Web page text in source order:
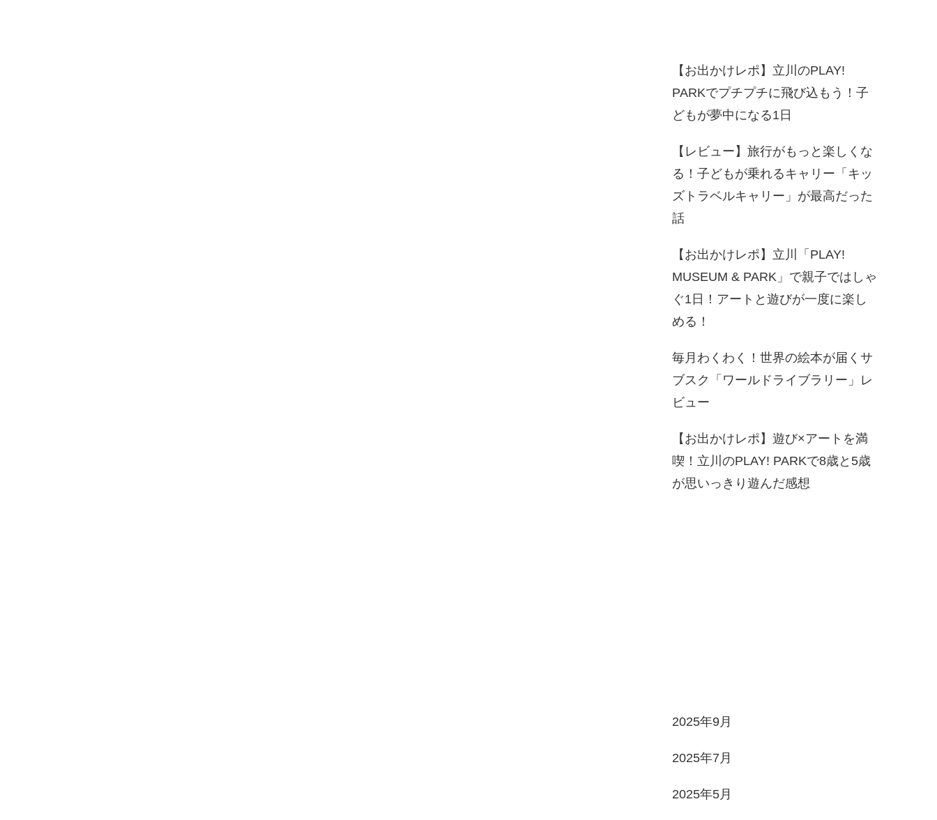
【お出かけレポ】立川のPLAY!
PARKでプチプチに飛び込もう！子
どもが夢中になる1日
【レビュー】旅行がもっと楽しくな
る！子どもが乗れるキャリー「キッ
ズトラベルキャリー」が最高だった
話
【お出かけレポ】立川「PLAY!
MUSEUM & PARK」で親子ではしゃ
ぐ1日！アートと遊びが一度に楽し
める！
毎月わくわく！世界の絵本が届くサ
ブスク「ワールドライブラリー」レ
ビュー
【お出かけレポ】遊び×アートを満
喫！立川のPLAY! PARKで8歳と5歳
が思いっきり遊んだ感想
2025年9月
2025年7月
2025年5月